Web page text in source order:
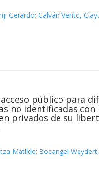
Gerardo; Galván Vento,
público para
no identificadas
privados de su
Matilde; Bocangel